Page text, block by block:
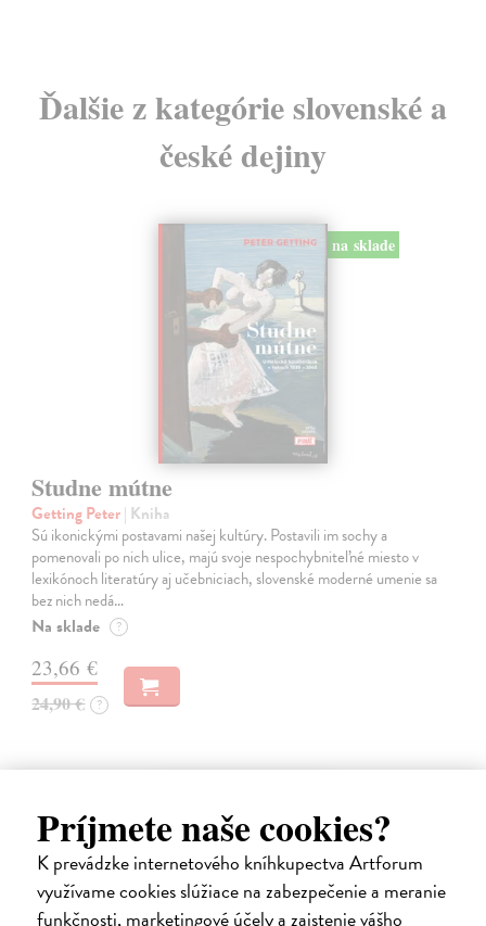
Príjmete naše cookies?
K prevádzke internetového kníhkupectva Artforum
využívame cookies slúžiace na zabezpečenie a meranie
funkčnosti, marketingové účely a zaistenie vášho
Ďalšie z kategórie slovenské a
české dejiny
na sklade
Studne mútne
Getting Peter| Kniha
Sú ikonickými postavami našej kultúry. Postavili im sochy a
pomenovali po nich ulice, majú svoje nespochybniteľné miesto v
lexikónoch literatúry aj učebniciach, slovenské moderné umenie sa
bez nich nedá…
Na sklade ?
23,66 €
24,90 € ?